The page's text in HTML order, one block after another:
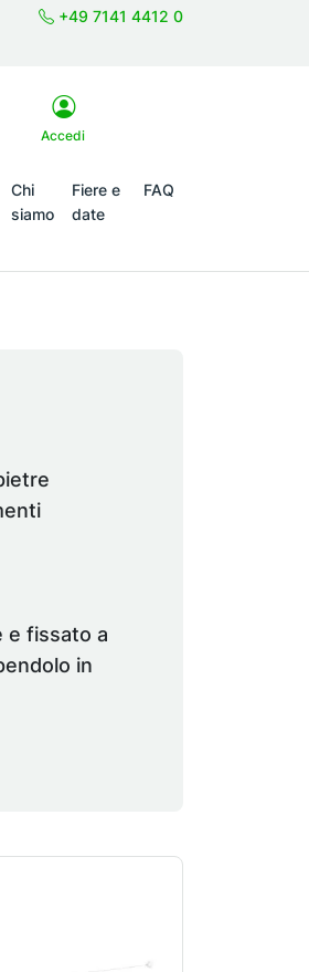
+49 7141 4412 0
Accedi
Chi
siamo
Fiere e
date
FAQ
e fissato a
in